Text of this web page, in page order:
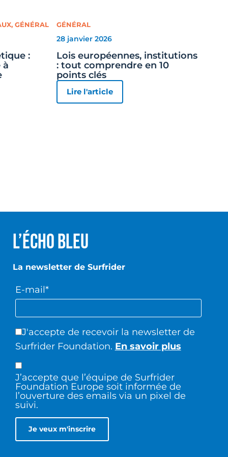
, GÉNÉRAL
:
à
GÉNÉRAL
28 janvier 2026
Lois européennes, institutions
: tout comprendre en 10
points clés
Lire l'article
L’écho Bleu
La newsletter de Surfrider
E-mail*
J'accepte de recevoir la newsletter de
Surfrider Foundation. En savoir plus
J’accepte que l’équipe de Surfrider
Foundation Europe soit informée de
l’ouverture des emails via un pixel de
suivi.